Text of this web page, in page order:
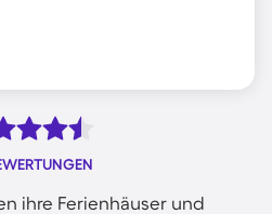
ihre Ferienhäuser und